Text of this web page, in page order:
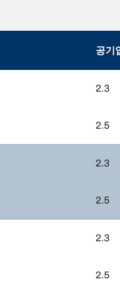
공기
2.3
2.5
2.3
2.5
2.3
2.5